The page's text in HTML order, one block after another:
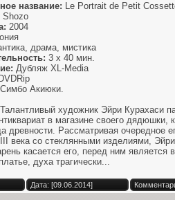
название: Le Portrait de Petit
Shozo
2004
драма, мистика
3 x 40 мин.
Дубляж XL-Media
DVDRip
Симбо Акиюки.
Талантливый художник Эйри Курахаси
в магазине своего
древности. Рассматривая очередное
века со стеклянными изделиями,
касается его, перед ним является
духа трагически...
Дата: [09.06.2014]